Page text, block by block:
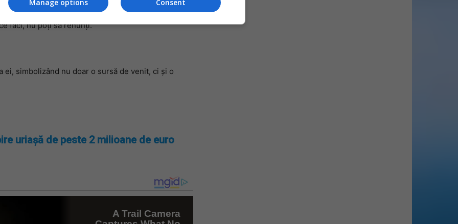
momente când toată birocrația de care te lovești
faci, nu poți să renunți.”
simbolizând nu doar o sursă de venit, ci și o
uriașă de peste 2 milioane de euro
Consent
Manage options